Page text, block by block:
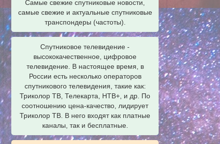
Самые свежие спутниковые новости,
самые свежие и актуальные спутниковые
транспондеры (частоты).
Спутниковое телевидение -
высококачественное, цифровое
телевидение. В настоящее время, в
России есть несколько операторов
спутникового телевидения, такие как:
Триколор ТВ, Телекарта, НТВ+, и др. По
соотношению цена-качество, лидирует
Триколор ТВ. В него входят как платные
каналы, так и бесплатные.